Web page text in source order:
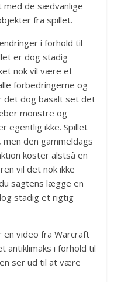
med de sædvanlige
fra spillet.
i forhold til
er dog stadig
nok vil være et
forbedringerne og
det dog basalt set det
monstre og
egentlig ikke. Spillet
den gammeldags
koster alstså en
vil det nok ikke
sagtens lægge en
stadig et rigtig
en video fra Warcraft
antiklimaks i forhold til
ser ud til at være